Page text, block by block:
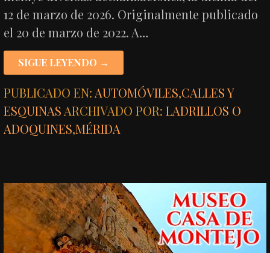
12 de marzo de 2026. Originalmente publicado
el 20 de marzo de 2022. A…
SIGUE LEYENDO →
PUBLICADO EN: AUTOMÓVILES,CALLES Y
ESQUINAS ARCHIVADO POR:LADRILLOS O
ADOQUINES,MÉRIDA